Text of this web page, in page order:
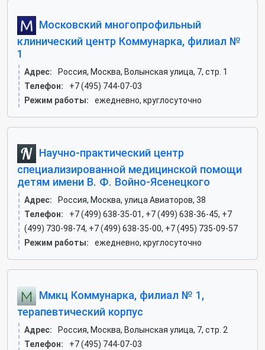
Московский многопрофильный
клинический центр Коммунарка, филиал №
1
Адрес:
Россия, Москва, Волынская улица, 7, стр. 1
Телефон:
+7 (495) 744-07-03
Режим работы:
ежедневно, круглосуточно
Научно-практический центр
специализированной медицинской помощи
детям имени В. Ф. Войно-Ясенецкого
Адрес:
Россия, Москва, улица Авиаторов, 38
Телефон:
+7 (499) 638-35-01, +7 (499) 638-36-45, +7
(499) 730-98-74, +7 (499) 638-35-00, +7 (495) 735-09-57
Режим работы:
ежедневно, круглосуточно
Ммкц Коммунарка, филиал № 1,
терапевтический корпус
Адрес:
Россия, Москва, Волынская улица, 7, стр. 2
Телефон:
+7 (495) 744-07-03